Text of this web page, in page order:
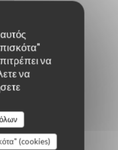
να
να
(cookies)